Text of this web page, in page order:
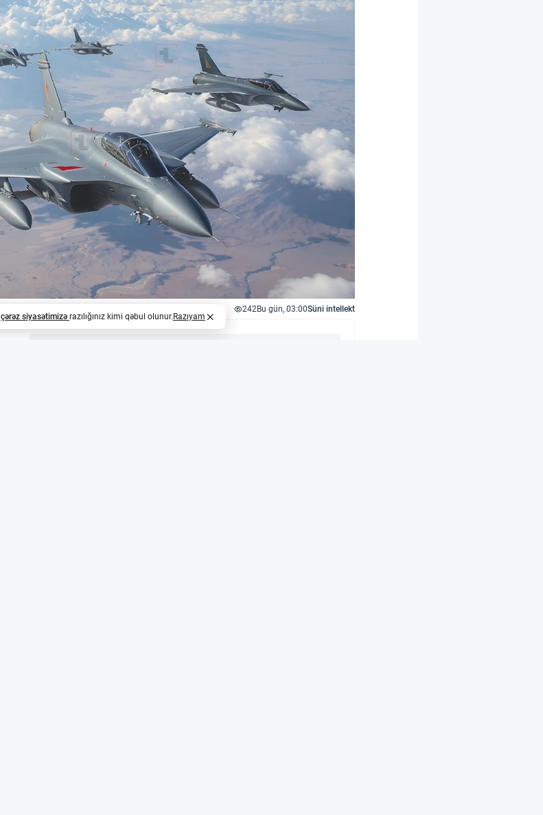
242Bu gün, 03:00Süni intellekt
çərəz siyasətimizə razılığınız kimi qəbul olunur. Razıyam